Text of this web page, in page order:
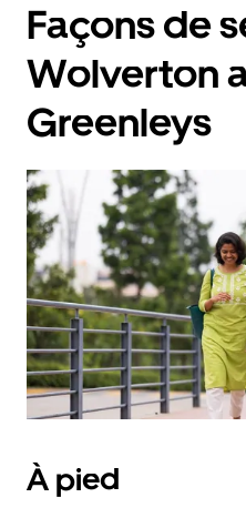
Façons de
Wolverton
Greenleys
À pied